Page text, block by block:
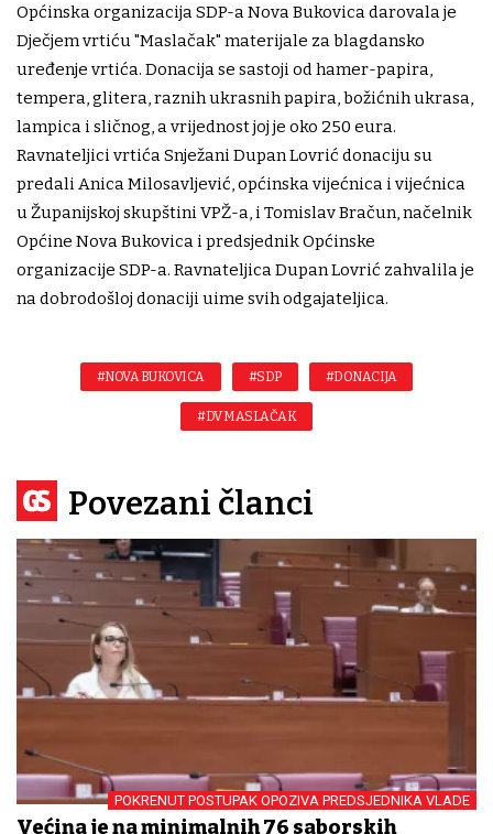
Općinska organizacija SDP-a Nova Bukovica darovala je
Dječjem vrtiću "Maslačak" materijale za blagdansko
uređenje vrtića. Donacija se sastoji od hamer-papira,
tempera, glitera, raznih ukrasnih papira, božićnih ukrasa,
lampica i sličnog, a vrijednost joj je oko 250 eura.
Ravnateljici vrtića Snježani Dupan Lovrić donaciju su
predali Anica Milosavljević, općinska vijećnica i vijećnica
u Županijskoj skupštini VPŽ-a, i Tomislav Bračun, načelnik
Općine Nova Bukovica i predsjednik Općinske
organizacije SDP-a. Ravnateljica Dupan Lovrić zahvalila je
na dobrodošloj donaciji uime svih odgajateljica.
#NOVA BUKOVICA #SDP #DONACIJA
#DV MASLAČAK
Povezani članci
POKRENUT POSTUPAK OPOZIVA PREDSJEDNIKA VLADE
Većina je na minimalnih 76 saborskih